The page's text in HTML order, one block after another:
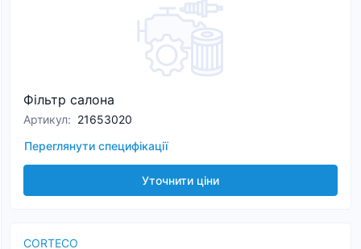
Фільтр салона
Артикул: 21653020
Переглянути специфікації
Уточнити ціни
CORTECO